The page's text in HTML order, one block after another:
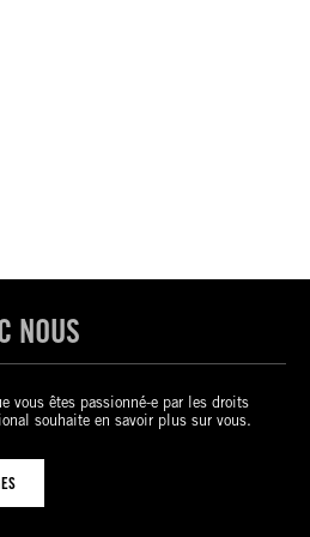
NOUS
vous êtes passionné-e par les droits
souhaite en savoir plus sur vous.